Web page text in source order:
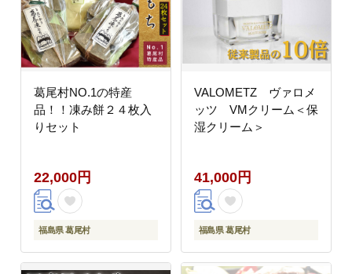
葛尾村NO.1の特産
品！！凍み餅２４枚入
りセット
22,000円
福島県 葛尾村
VALOMETZ ヴァロメ
ッツ VMクリーム＜保
湿クリーム＞
41,000円
福島県 葛尾村